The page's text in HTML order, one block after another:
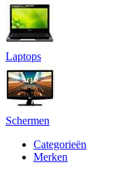
Laptops
Schermen
Categorieën
Merken